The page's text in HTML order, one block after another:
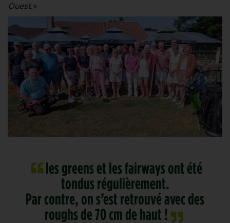
Ouest.»
les greens et les fairways ont été
tondus régulièrement.
Par contre, on s’est retrouvé avec des
roughs de 70 cm de haut !